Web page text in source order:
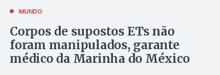
MUNDO
Corpos de supostos ETs não
foram manipulados, garante
médico da Marinha do México